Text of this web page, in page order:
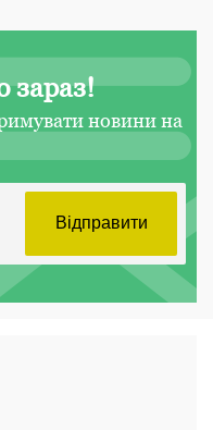
зараз!
новини на